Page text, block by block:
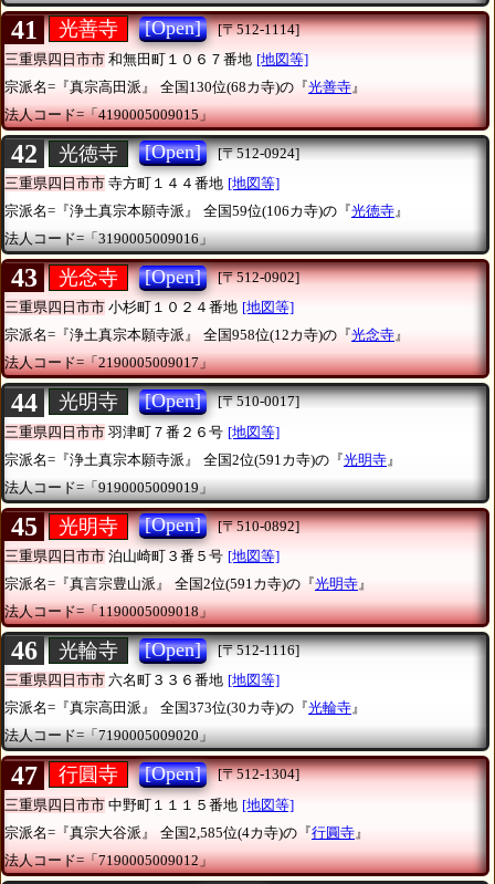
41 光善寺 [Open]
[〒512-1114]
三重県四日市市 和無田町１０６７番地 [地図等]
宗派名=『真宗高田派』
全国130位(68カ寺)の『光善寺 』
法人コード=「4190005009015」
42 光徳寺 [Open]
[〒512-0924]
三重県四日市市 寺方町１４４番地 [地図等]
宗派名=『浄土真宗本願寺派』
全国59位(106カ寺)の『光徳寺』
法人コード=「3190005009016」
43 光念寺 [Open]
[〒512-0902]
三重県四日市市 小杉町１０２４番地 [地図等]
宗派名=『浄土真宗本願寺派』
全国958位(12カ寺)の『光念寺』
法人コード=「2190005009017」
44 光明寺 [Open]
[〒510-0017]
三重県四日市市 羽津町７番２６号 [地図等]
宗派名=『浄土真宗本願寺派』
全国2位(591カ寺)の『光明寺 』
法人コード=「9190005009019」
45 光明寺 [Open]
[〒510-0892]
三重県四日市市 泊山崎町３番５号 [地図等]
宗派名=『真言宗豊山派』
全国2位(591カ寺)の『光明寺』
法人コード=「1190005009018」
46 光輪寺 [Open]
[〒512-1116]
三重県四日市市 六名町３３６番地 [地図等]
宗派名=『真宗高田派』
全国373位(30カ寺)の『光輪寺』
法人コード=「7190005009020」
47 行圓寺 [Open]
[〒512-1304]
三重県四日市市 中野町１１１５番地 [地図等]
宗派名=『真宗大谷派』
全国2,585位(4カ寺)の『行圓寺 』
法人コード=「7190005009012」